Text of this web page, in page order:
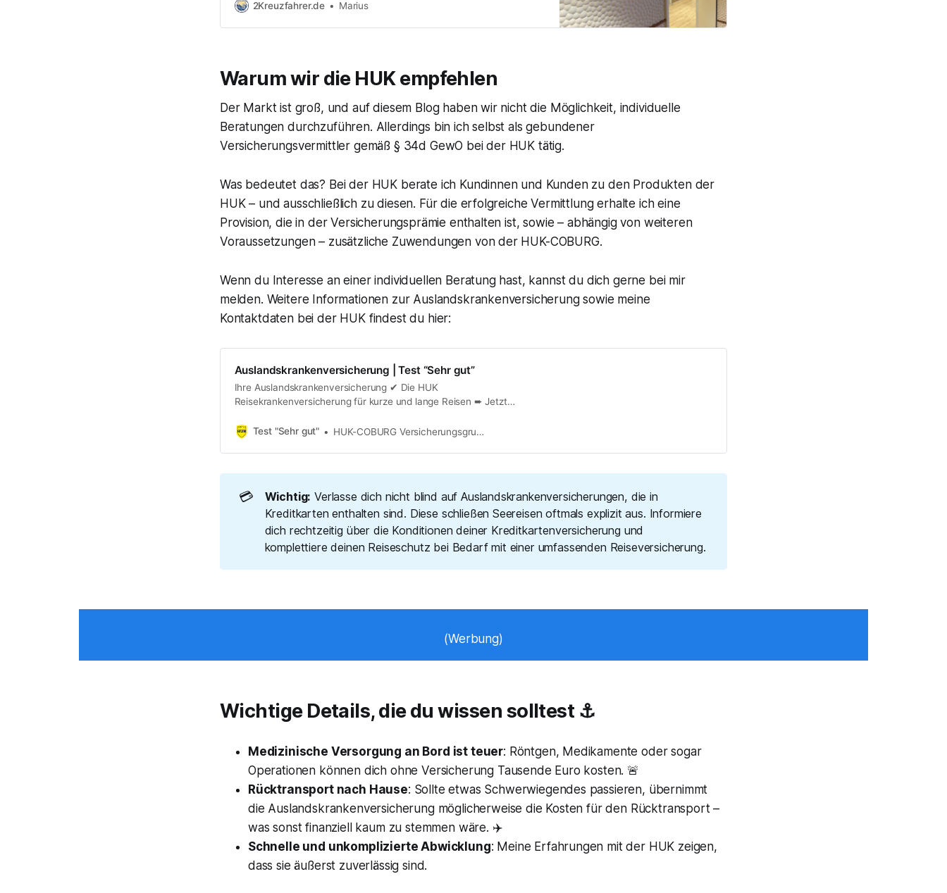
Schätze”. Nach einem tollen Landgang bemerkte Noah einen
hätte uns das normalerweise
2Kreuzfahrer.de Marius
Warum wir die HUK empfehlen
Der Markt ist groß, und auf diesem Blog haben wir nicht die Möglichkeit, individuelle
Beratungen durchzuführen. Allerdings bin ich selbst als gebundener
Versicherungsvermittler gemäß § 34d GewO bei der HUK tätig.
Was bedeutet das? Bei der HUK berate ich Kundinnen und Kunden zu den Produkten der
HUK – und ausschließlich zu diesen. Für die erfolgreiche Vermittlung erhalte ich eine
Provision, die in der Versicherungsprämie enthalten ist, sowie – abhängig von weiteren
Voraussetzungen – zusätzliche Zuwendungen von der HUK-COBURG.
Wenn du Interesse an einer individuellen Beratung hast, kannst du dich gerne bei mir
melden. Weitere Informationen zur Auslandskrankenversicherung sowie meine
Kontaktdaten bei der HUK findest du hier:
Auslandskrankenversicherung | Test “Sehr gut”
Ihre Auslandskrankenversicherung ✔ Die HUK
Reisekrankenversicherung für kurze und lange Reisen ➨ Jetzt
Test "Sehr gut"
HUK-COBURG Versicherungsgruppe
💳 Wichtig: Verlasse dich nicht blind auf Auslandskrankenversicherungen, die in
Kreditkarten enthalten sind. Diese schließen Seereisen oftmals explizit aus. Informiere
dich rechtzeitig über die Konditionen deiner Kreditkartenversicherung und
komplettiere deinen Reiseschutz bei Bedarf mit einer umfassenden Reiseversicherung.
(Werbung)
Wichtige Details, die du wissen solltest ⚓
Medizinische Versorgung an Bord ist teuer: Röntgen, Medikamente oder sogar
Operationen können dich ohne Versicherung Tausende Euro kosten. 🚨
Rücktransport nach Hause: Sollte etwas Schwerwiegendes passieren, übernimmt
die Auslandskrankenversicherung möglicherweise die Kosten für den Rücktransport –
was sonst finanziell kaum zu stemmen wäre. ✈️
Schnelle und unkomplizierte Abwicklung: Meine Erfahrungen mit der HUK zeigen,
dass sie äußerst zuverlässig sind.